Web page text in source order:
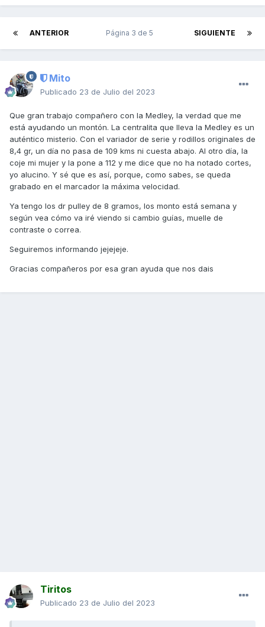
ANTERIOR SIGUIENTE
Página 3 de 5
Mito
Publicado 23 de Julio del 2023
Que gran trabajo compañero con la Medley, la verdad que me
está ayudando un montón. La centralita que lleva la Medley es un
auténtico misterio. Con el variador de serie y rodillos originales de
8,4 gr, un día no pasa de 109 kms ni cuesta abajo. Al otro día, la
coje mi mujer y la pone a 112 y me dice que no ha notado cortes,
yo alucino. Y sé que es así, porque, como sabes, se queda
grabado en el marcador la máxima velocidad.
Ya tengo los dr pulley de 8 gramos, los monto está semana y
según vea cómo va iré viendo si cambio guías, muelle de
contraste o correa.
Seguiremos informando jejejeje.
Gracias compañeros por esa gran ayuda que nos dais
Tiritos
Publicado 23 de Julio del 2023